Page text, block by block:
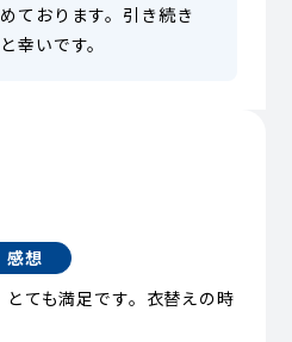
ております。引き続き
幸いです。
感想
ても満足です。衣替えの時